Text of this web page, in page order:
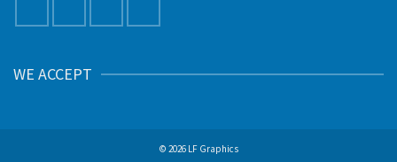
WE ACCEPT
© 2026 LF Graphics